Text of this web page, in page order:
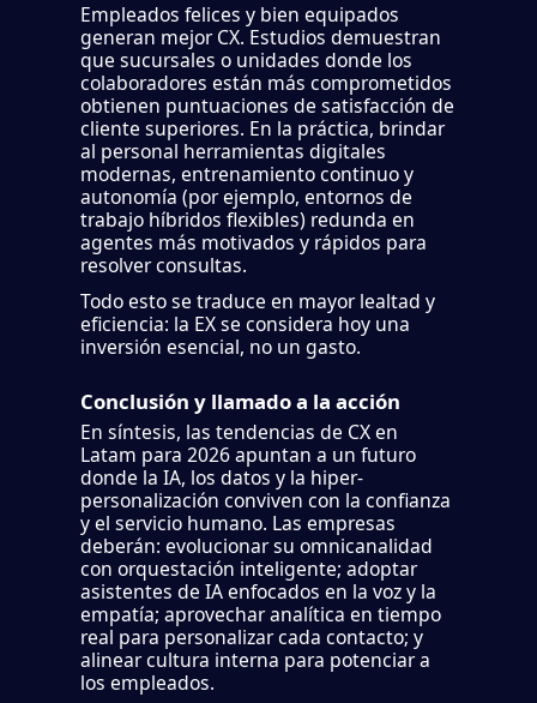
Empleados felices y bien equipados
generan mejor CX. Estudios demuestran
que sucursales o unidades donde los
colaboradores están más comprometidos
obtienen puntuaciones de satisfacción de
cliente superiores. En la práctica, brindar
al personal herramientas digitales
modernas, entrenamiento continuo y
autonomía (por ejemplo, entornos de
trabajo híbridos flexibles) redunda en
agentes más motivados y rápidos para
resolver consultas.
Todo esto se traduce en mayor lealtad y
eficiencia: la EX se considera hoy una
inversión esencial, no un gasto.
Conclusión y llamado a la acción
En síntesis, las tendencias de CX en
Latam para 2026 apuntan a un futuro
donde la IA, los datos y la hiper-
personalización conviven con la confianza
y el servicio humano. Las empresas
deberán: evolucionar su omnicanalidad
con orquestación inteligente; adoptar
asistentes de IA enfocados en la voz y la
empatía; aprovechar analítica en tiempo
real para personalizar cada contacto; y
alinear cultura interna para potenciar a
los empleados.